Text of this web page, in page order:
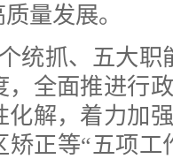
量发展。
抓、五大职
，全面推进行
化解，着力加
正等“五项工